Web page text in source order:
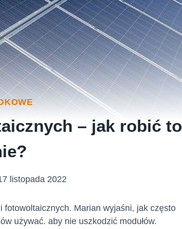
– jak robić to
listopada 2022
fotowoltaicznych. Marian wyjaśni, jak często
używać. aby nie uszkodzić modułów.